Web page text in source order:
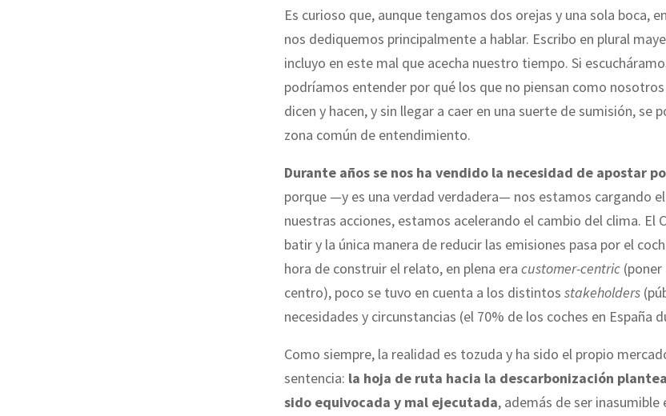
Es curioso que, aunque tengamos dos orejas y una sola boca,
nos dediquemos principalmente a hablar. Escribo en plural
incluyo en este mal que acecha nuestro tiempo. Si
podríamos entender por qué los que no piensan como
dicen y hacen, y sin llegar a caer en una suerte de sumisión, se
zona común de entendimiento.
Durante años se nos ha vendido la necesidad de apostar
porque —y es una verdad verdadera— nos estamos cargando
nuestras acciones, estamos acelerando el cambio del clima. El
batir y la única manera de reducir las emisiones pasa por el
hora de construir el relato, en plena era customer-centric
centro), poco se tuvo en cuenta a los distintos stakeholders
necesidades y circunstancias (el 70% de los coches en España
Como siempre, la realidad es tozuda y ha sido el propio
sentencia: la hoja de ruta hacia la descarbonización
sido equivocada y mal ejecutada, además de ser